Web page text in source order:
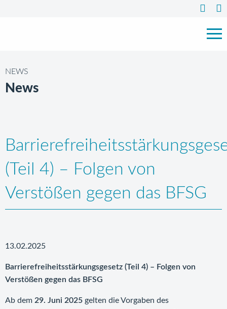
NEWS
News
(Teil 4) – Folgen von
Verstößen gegen das BFSG
13.02.2025
Barrierefreiheitsstärkungsgesetz (Teil 4) – Folgen von
Verstößen gegen das BFSG
Ab dem 29. Juni 2025 gelten die Vorgaben des